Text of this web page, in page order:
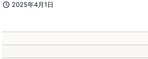
2025年4月1日